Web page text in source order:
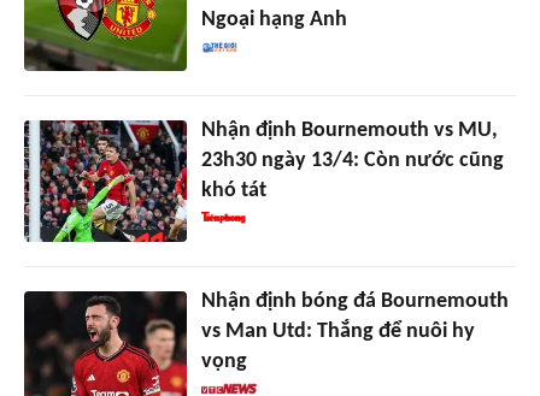
Ngoại hạng Anh
Nhận định Bournemouth vs MU,
23h30 ngày 13/4: Còn nước cũng
khó tát
Nhận định bóng đá Bournemouth
vs Man Utd: Thắng để nuôi hy
vọng